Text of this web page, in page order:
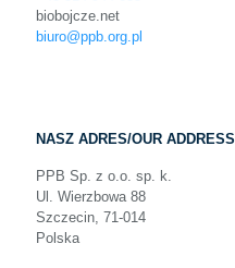
biobojcze.net
biuro@ppb.org.pl
NASZ ADRES/OUR ADDRESS
PPB Sp. z o.o. sp. k.
Ul. Wierzbowa 88
Szczecin, 71-014
Polska